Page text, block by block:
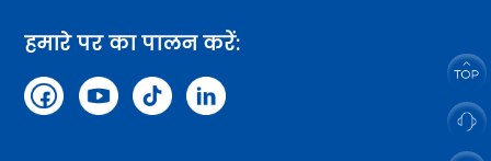
हमारे पर का पालन करें: